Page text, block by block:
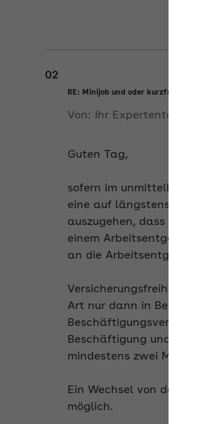
02
RE: Minijob und oder kurzfristige
Von: Ihr Expertenteam
Guten Tag,
sofern im
eine auf längstens drei
auszugehen, dass es
einem Arbeitsentgelt
an die
Versicherungsfreiheit
Art nur dann in
Beschäftigung und
mindestens zwei
Ein Wechsel von der
möglich.